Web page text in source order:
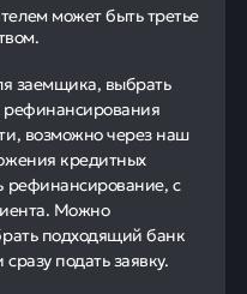
может быть третье
заемщика, выбрать
возможно через наш
кредитных
рефинансирование, с
Можно
подходящий банк
подать заявку.